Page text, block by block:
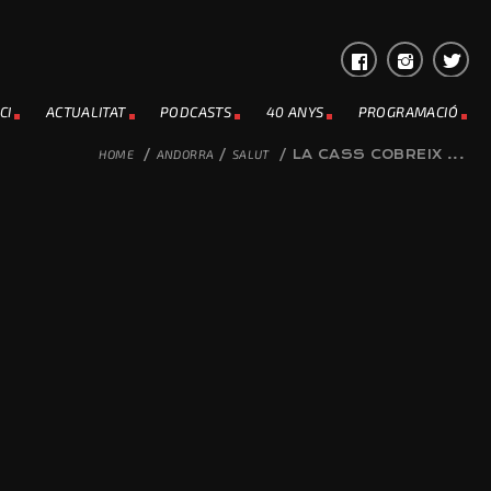
ACTUALITAT PODCASTS 40 ANYS PROGRAMACIÓ
HOME / ANDORRA / SALUT / LA CASS COBREIX ...